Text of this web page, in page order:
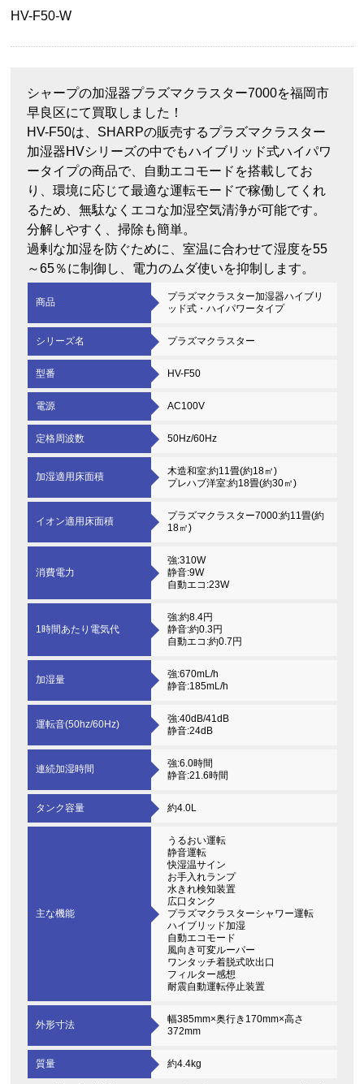
HV-F50-W
シャープの加湿器プラズマクラスター7000を福岡市
早良区にて買取しました！
HV-F50は、SHARPの販売するプラズマクラスター
加湿器HVシリーズの中でもハイブリッド式ハイパワ
ータイプの商品で、自動エコモードを搭載してお
り、環境に応じて最適な運転モードで稼働してくれ
るため、無駄なくエコな加湿空気清浄が可能です。
分解しやすく、掃除も簡単。
過剰な加湿を防ぐために、室温に合わせて湿度を55
～65％に制御し、電力のムダ使いを抑制します。
商品
プラズマクラスター加湿器ハイブリ
ッド式・ハイパワータイプ
シリーズ名 プラズマクラスター
型番 HV-F50
電源 AC100V
定格周波数 50Hz/60Hz
加湿適用床面積
木造和室:約11畳(約18㎡)
プレハブ洋室:約18畳(約30㎡)
イオン適用床面積
プラズマクラスター7000:約11畳(約
18㎡)
消費電力
強:310W
静音:9W
自動エコ:23W
1時間あたり電気代
強:約8.4円
静音:約0.3円
自動エコ:約0.7円
加湿量
強:670mL/h
静音:185mL/h
運転音(50hz/60Hz)
強:40dB/41dB
静音:24dB
連続加湿時間
強:6.0時間
静音:21.6時間
タンク容量 約4.0L
主な機能
うるおい運転
静音運転
快湿温サイン
お手入れランプ
水きれ検知装置
広口タンク
プラズマクラスターシャワー運転
ハイブリッド加湿
自動エコモード
風向き可変ルーパー
ワンタッチ着脱式吹出口
フィルター感想
耐震自動運転停止装置
外形寸法
幅385mm×奥行き170mm×高さ
372mm
質量 約4.4kg